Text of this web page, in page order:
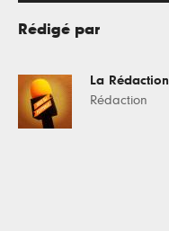
Rédigé par
La Rédaction
Rédaction